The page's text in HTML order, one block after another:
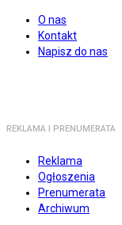
O nas
Kontakt
Napisz do nas
REKLAMA I PRENUMERATA
Reklama
Ogłoszenia
Prenumerata
Archiwum